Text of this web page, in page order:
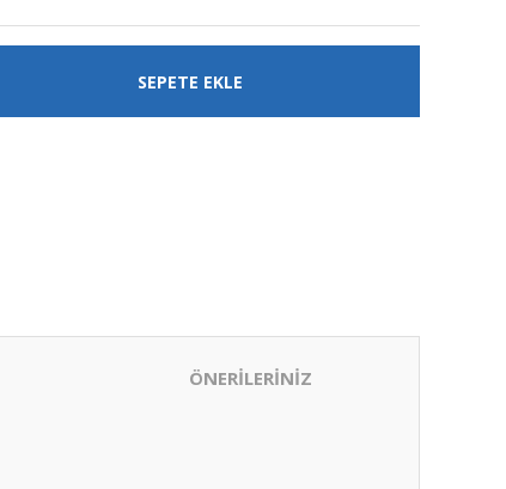
SEPETE EKLE
ÖNERİLERİNİZ